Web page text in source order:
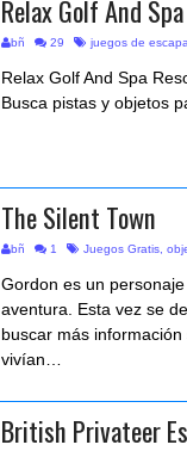
Relax Golf And
bñ 29 juegos de
Relax Golf And Spa
Busca pistas y objetos
The Silent Town
bñ 1 Juegos Gratis
Gordon es un
aventura. Esta vez se
buscar más
vivían…
British Privateer